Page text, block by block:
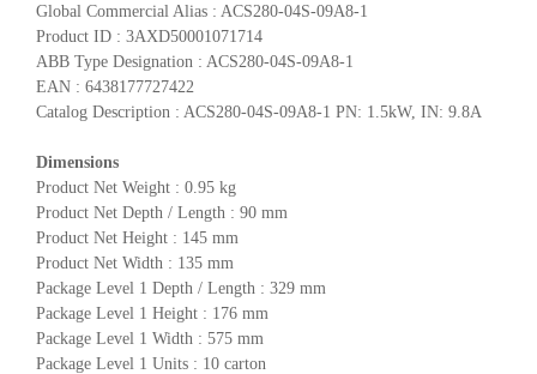
Global Commercial Alias : ACS280-04S-09A8-1
Product ID : 3AXD50001071714
ABB Type Designation : ACS280-04S-09A8-1
EAN : 6438177727422
Catalog Description : ACS280-04S-09A8-1 PN: 1.5kW, IN: 9.8A
Dimensions
Product Net Weight : 0.95 kg
Product Net Depth / Length : 90 mm
Product Net Height : 145 mm
Product Net Width : 135 mm
Package Level 1 Depth / Length : 329 mm
Package Level 1 Height : 176 mm
Package Level 1 Width : 575 mm
Package Level 1 Units : 10 carton